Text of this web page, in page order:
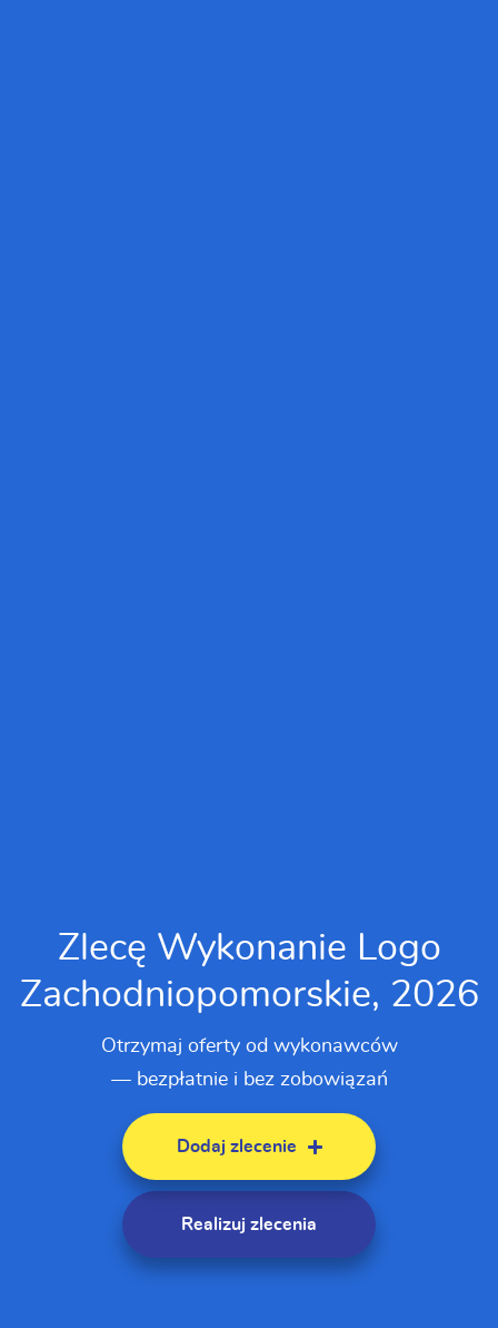
Zlecę Wykonanie Logo
Zachodniopomorskie, 2026
Otrzymaj oferty od wykonawców
— bezpłatnie i bez zobowiązań
Dodaj zlecenie
Realizuj zlecenia